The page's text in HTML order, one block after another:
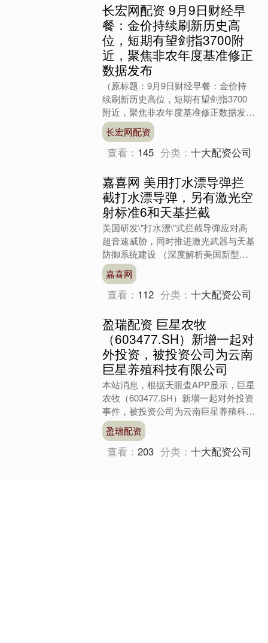
长宏网配资 9月9日财经早
餐：金价持续刷新历史高
位，短期有望剑指3700附
近，聚焦非农年度基准修正
数据发布
（原标题：9月9日财经早餐：金价持
续刷新历史高位，短期有望剑指3700
附近，聚焦非农年度基准修正数据发
布） 汇通财经APP讯——周二（北京
时间9月9日）亚市早盘....
长宏网配资
查看： 145 分类：十大配资公司
嘉喜网 美用打水漂导弹拦
截打水漂导弹，另有激光空
射标准6和天基拦截
美国研发\"打水漂\"式拦截导弹应对高
超音速威胁，同时推进激光武器与天基
防御系统建设 （深度解析美国新型防
御体系的技术突破与战略意义） 一、
高超音速武器速度特性....
嘉喜网
查看： 112 分类：十大配资公司
盈瑞配资 巨星农牧
（603477.SH）新增一起对
外投资，被投资公司为云南
巨星养殖科技有限公司
本站消息，根据天眼查APP显示，巨星
农牧（603477.SH）新增一起对外投资
事件，被投资公司为云南巨星养殖科技
有限公司，法定代表人任建明，投资占
比为100%。....
盈瑞配资
查看：203 分类：十大配资公司